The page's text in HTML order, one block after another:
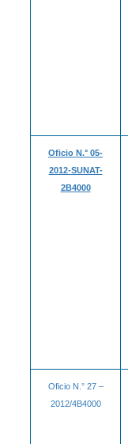
Oficio N.° 05-
2012-SUNAT-
2B4000
Oficio N.° 27 –
2012/4B4000